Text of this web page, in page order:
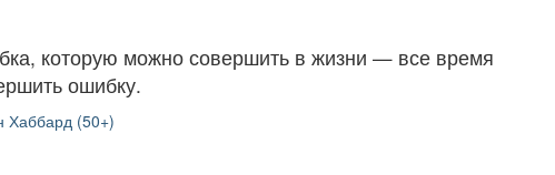
которую можно совершить в жизни — все время
ошибку.
Хаббард (50+)